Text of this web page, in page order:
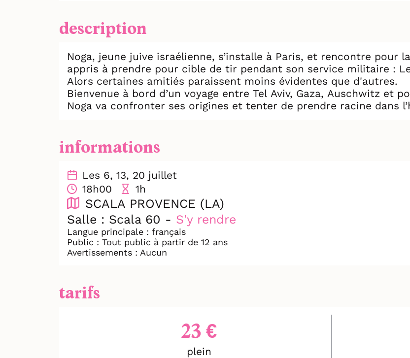
description
Noga, jeune juive israélienne, s’installe à Paris, et rencontre pour
appris à prendre pour cible de tir pendant son service militaire :
Alors certaines amitiés paraissent moins évidentes que d'autres.
Bienvenue à bord d’un voyage entre Tel Aviv, Gaza, Auschwitz et
Noga va confronter ses origines et tenter de prendre racine dans
informations
Les 6, 13, 20 juillet
18h00
1h
SCALA PROVENCE (LA)
Salle : Scala 60 - S'y rendre
Langue principale : français
Public : Tout public à partir de 12 ans
Avertissements : Aucun
tarifs
23 €
plein